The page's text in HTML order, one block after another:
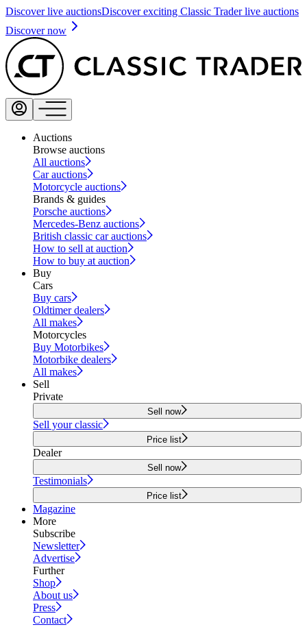
Discover live auctionsDiscover exciting Classic Trader live auctions
Discover now
Auctions
Browse auctions
All auctions
Car auctions
Motorcycle auctions
Brands & guides
Porsche auctions
Mercedes-Benz auctions
British classic car auctions
How to sell at auction
How to buy at auction
Buy
Cars
Buy cars
Oldtimer dealers
All makes
Motorcycles
Buy Motorbikes
Motorbike dealers
All makes
Sell
Private
Sell now
Sell your classic
Price list
Dealer
Sell now
Testimonials
Price list
Magazine
More
Subscribe
Newsletter
Advertise
Further
Shop
About us
Press
Contact